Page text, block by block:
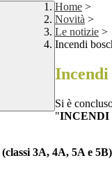
Home >
Novità >
Le notizie >
Incendi
Si è
"INCENDI
(classi 3A, 4A, 5A e 5B)